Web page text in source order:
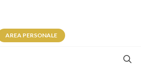
AREA PERSONALE